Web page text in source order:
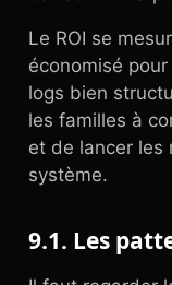
Le ROI se
économisé
logs bien
les familles à
et de lancer les
système.
9.1. Les